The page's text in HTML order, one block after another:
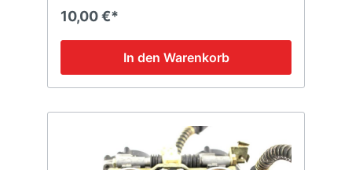
10,00 €*
In den Warenkorb